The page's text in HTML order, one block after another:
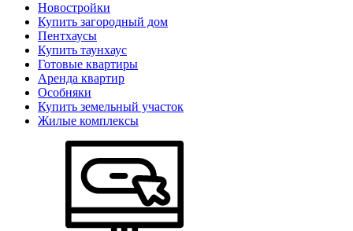
Новостройки
Купить загородный дом
Пентхаусы
Купить таунхаус
Готовые квартиры
Аренда квартир
Особняки
Купить земельный участок
Жилые комплексы